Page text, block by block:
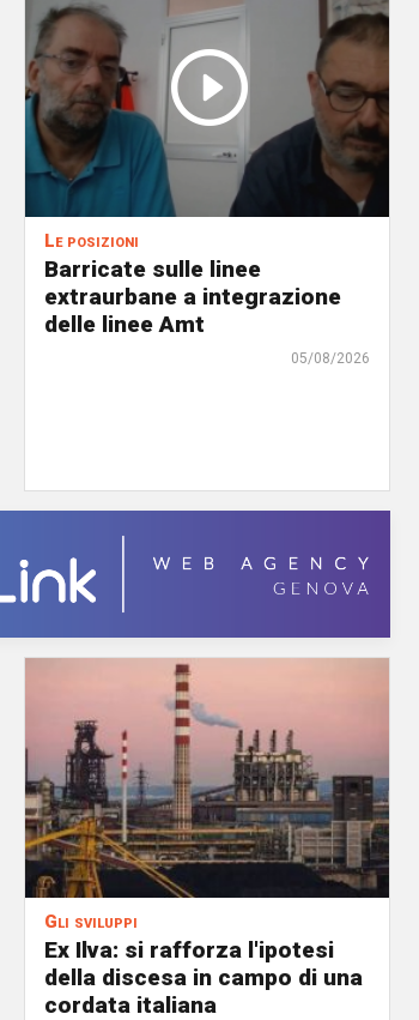
Le posizioni
Barricate sulle linee
extraurbane a integrazione
delle linee Amt
05/08/2026
Gli sviluppi
Ex Ilva: si rafforza l'ipotesi
della discesa in campo di una
cordata italiana